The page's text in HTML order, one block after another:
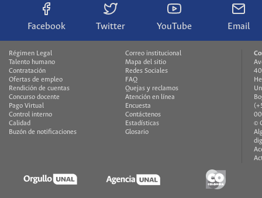
Facebook Twitter YouTube Email
Régimen Legal
Talento humano
Contratación
Ofertas de empleo
Rendición de cuentas
Concurso docente
Pago Virtual
Control interno
Calidad
Buzón de notificaciones
Correo institucional
Mapa del sitio
Redes Sociales
FAQ
Quejas y reclamos
Atención en línea
Encuesta
Contáctenos
Estadísticas
Glosario
©